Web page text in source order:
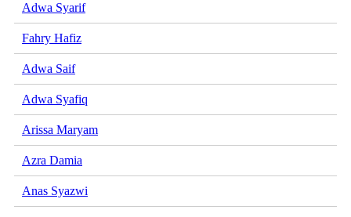
Adwa Syarif
Fahry Hafiz
Adwa Saif
Adwa Syafiq
Arissa Maryam
Azra Damia
Anas Syazwi